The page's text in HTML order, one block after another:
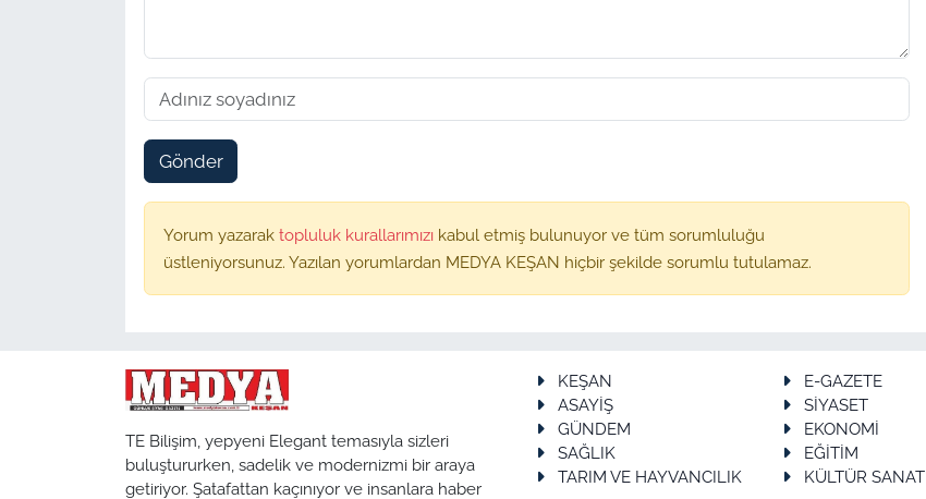
Gönder
Yorum yazarak topluluk kurallarımızı kabul etmiş bulunuyor ve tüm sorumluluğu
üstleniyorsunuz. Yazılan yorumlardan MEDYA KEŞAN hiçbir şekilde sorumlu tutulamaz.
TE Bilişim, yepyeni Elegant temasıyla sizleri
buluştururken, sadelik ve modernizmi bir araya
getiriyor. Şatafattan kaçınıyor ve insanlara haber
KEŞAN
E-GAZETE
ASAYİŞ
SİYASET
GÜNDEM
EKONOMİ
SAĞLIK
EĞİTİM
TARIM VE HAYVANCILIK
KÜLTÜR SANAT